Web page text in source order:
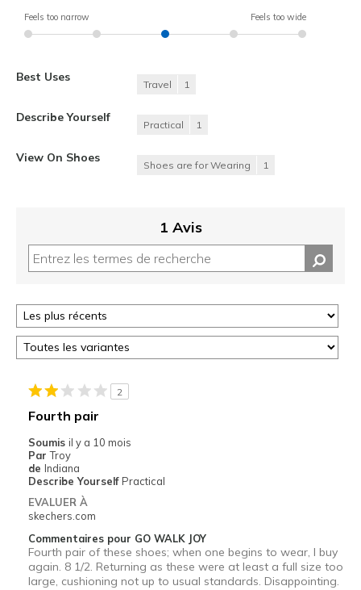
Feels too narrow Feels too wide
Best Uses
Travel 1
Describe Yourself
Practical 1
View On Shoes
Shoes are for Wearing 1
1 Avis
2
Fourth pair
Soumis il y a 10 mois
Par Troy
de Indiana
Describe Yourself Practical
EVALUER À
skechers.com
Commentaires pour GO WALK JOY
Fourth pair of these shoes; when one begins to wear, I buy
again. 8 1/2. Returning as these were at least a full size too
large, cushioning not up to usual standards. Disappointing.